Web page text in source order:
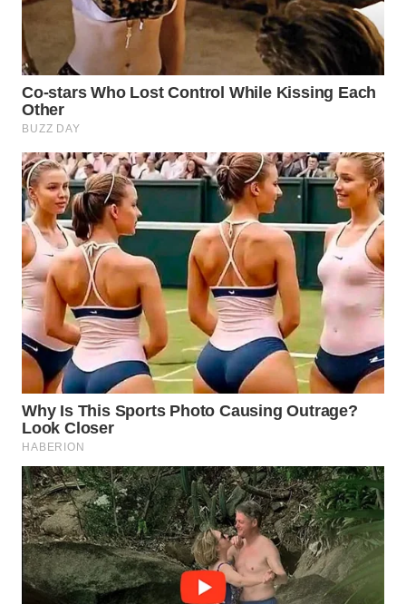
WAHANANEWS
ID
WAHANANEWS
CO ID
WAHANANEWS
NET
WAHANA
SPORT
WAHANA
UMKM
WAHANA
SELEB
WAHANA
PERSONA
WAHANA
OTOMOTIF
WAHANA
HEALTH